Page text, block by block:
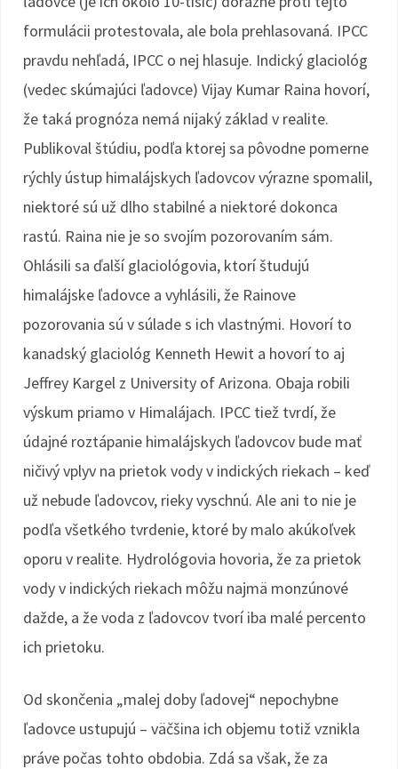
formulácii protestovala, ale bola prehlasovaná. IPCC
pravdu nehľadá, IPCC o nej hlasuje. Indický glaciológ
(vedec skúmajúci ľadovce) Vijay Kumar Raina hovorí,
že taká prognóza nemá nijaký základ v realite.
Publikoval štúdiu, podľa ktorej sa pôvodne pomerne
rýchly ústup himalájskych ľadovcov výrazne spomalil,
niektoré sú už dlho stabilné a niektoré dokonca
rastú. Raina nie je so svojím pozorovaním sám.
Ohlásili sa ďalší glaciológovia, ktorí študujú
himalájske ľadovce a vyhlásili, že Rainove
pozorovania sú v súlade s ich vlastnými. Hovorí to
kanadský glaciológ Kenneth Hewit a hovorí to aj
Jeffrey Kargel z University of Arizona. Obaja robili
výskum priamo v Himalájach. IPCC tiež tvrdí, že
údajné roztápanie himalájskych ľadovcov bude mať
ničivý vplyv na prietok vody v indických riekach – keď
už nebude ľadovcov, rieky vyschnú. Ale ani to nie je
podľa všetkého tvrdenie, ktoré by malo akúkoľvek
oporu v realite. Hydrológovia hovoria, že za prietok
vody v indických riekach môžu najmä monzúnové
dažde, a že voda z ľadovcov tvorí iba malé percento
ich prietoku.
Od skončenia „malej doby ľadovej“ nepochybne
ľadovce ustupujú – väčšina ich objemu totiž vznikla
práve počas tohto obdobia. Zdá sa však, že za